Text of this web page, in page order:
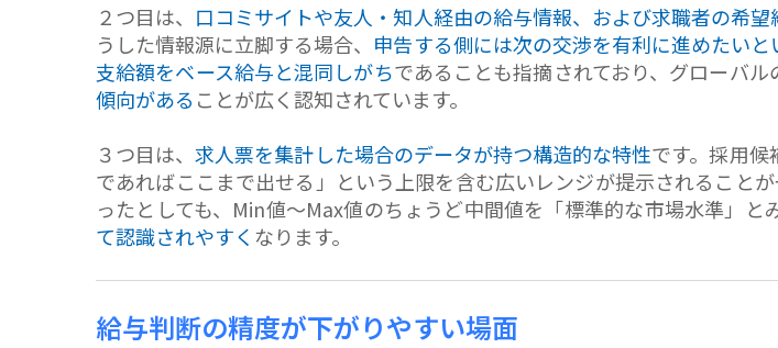
２つ目は、 口コミサイトや友人・知人経由の給与情報、および求職者の希
うした情報源に立脚する場合、 申告する側には次の交渉を有利に進めたい
支給額をベース給与と混同しがちであることも指摘されており、グローバル
傾向がある ことが広く認知されています。
３つ目は、求人票を集計した場合のデータが持つ構造的な特性です。採用
であればここまで出せる」という上限を含む広いレンジが提示されること
ったとしても、Min値〜Max値のちょうど中間値を「標準的な市場水準」と
て認識されやすく なります。
給与判断の精度が下がりやすい場面